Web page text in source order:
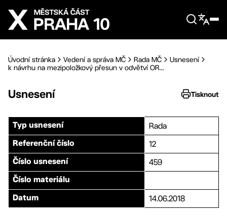
Přejít na hlavní obsah
Úvodní stránka Vedení a správa MČ Rada MČ
Usnesení
k návrhu na mezipoložkový přesun v odvětví OR...
Usnesení Tisknout
Typ usnesení Rada
Referenční číslo 12
Číslo usnesení 459
Číslo materiálu
Datum 14.06.2018